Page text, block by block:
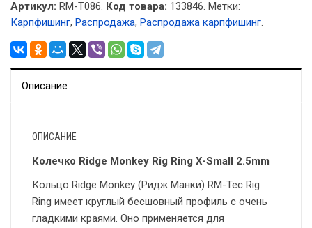
Артикул: RM-T086. Код товара: 133846. Метки:
Карпфишинг, Распродажа, Распродажа карпфишинг.
Описание
ОПИСАНИЕ
Колечко Ridge Monkey Rig Ring X-Small 2.5mm
Кольцо Ridge Monkey (Ридж Манки) RM-Tec Rig
Ring имеет круглый бесшовный профиль с очень
гладкими краями. Оно применяется для